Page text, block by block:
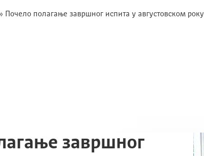
Почело полагање завршног испита у августoвском року
завршног